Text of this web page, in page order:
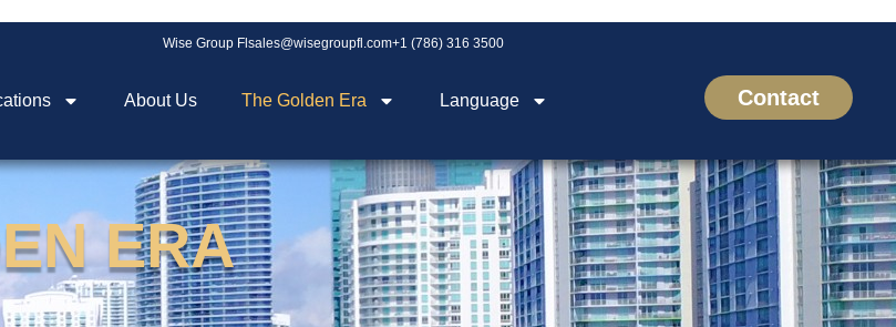
Wise Group Fl sales@wisegroupfl.com+1 (786) 316 3500
About Us The Golden Era Language Contact
ERA